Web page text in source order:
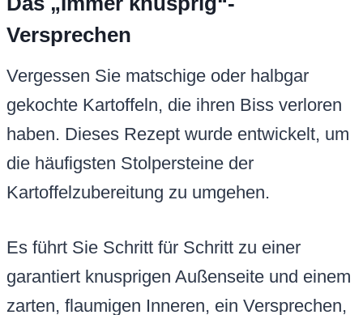
Versprechen
Vergessen Sie matschige oder halbgar
gekochte Kartoffeln, die ihren Biss verloren
haben. Dieses Rezept wurde entwickelt, um
die häufigsten Stolpersteine der
Kartoffelzubereitung zu umgehen.
Es führt Sie Schritt für Schritt zu einer
garantiert knusprigen Außenseite und einem
zarten, flaumigen Inneren, ein Versprechen,